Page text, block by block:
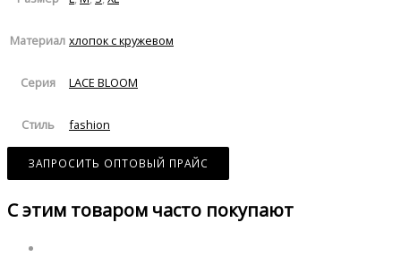
Материал хлопок с кружевом
Серия LACE BLOOM
Стиль fashion
ЗАПРОСИТЬ ОПТОВЫЙ ПРАЙС
С этим товаром часто покупают